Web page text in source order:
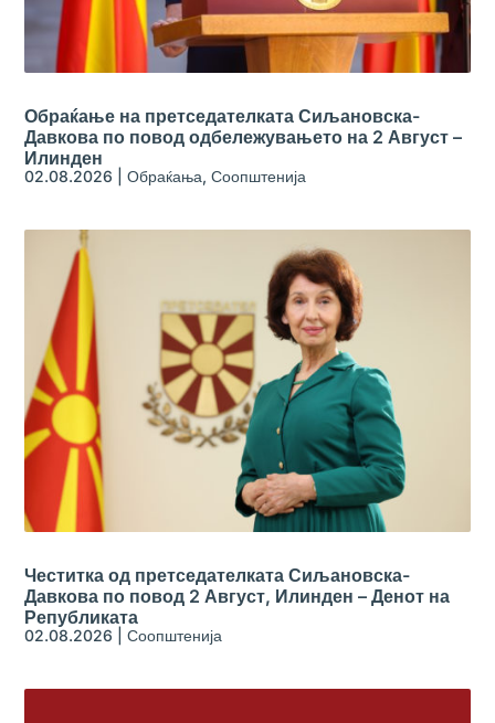
Обраќање на претседателката Сиљановска-
Давкова по повод одбележувањето на 2 Август –
Илинден
02.08.2026 |Обраќања,Соопштенија
Честитка од претседателката Сиљановска-
Давкова по повод 2 Август, Илинден – Денот на
Републиката
02.08.2026 |Соопштенија